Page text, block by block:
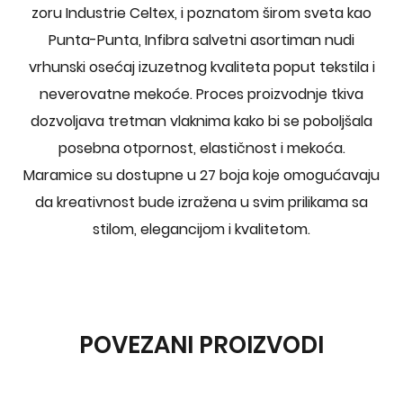
zoru Industrie Celtex, i poznatom širom sveta kao
Punta-Punta, Infibra salvetni asortiman nudi
vrhunski osećaj izuzetnog kvaliteta poput tekstila i
neverovatne mekoće. Proces proizvodnje tkiva
dozvoljava tretman vlaknima kako bi se poboljšala
posebna otpornost, elastičnost i mekoća.
Maramice su dostupne u 27 boja koje omogućavaju
da kreativnost bude izražena u svim prilikama sa
stilom, elegancijom i kvalitetom.
POVEZANI PROIZVODI